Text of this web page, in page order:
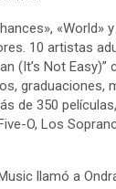
«World»
10 artistas
(It’s Not
graduaciones,
de 350
O, Los
llamó a